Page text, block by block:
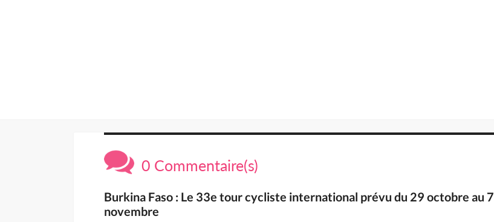
0 Commentaire(s)
Burkina Faso : Le 33e tour cycliste international prévu du 29 octobre au 7
novembre